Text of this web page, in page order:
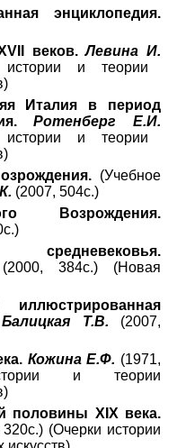
энциклопедия.
веков.Левина И.
и теории
Италия в период
Ротенберг Е.И.
и теории
(Учебное
(2007, 504с.)
Возрождения.
384с.) (Новая
иллюстрированная
Т.В.
(2007,
Кожина Е.Ф. (1971,
и теории
половины XIX века.
320с.) (Очерки истории